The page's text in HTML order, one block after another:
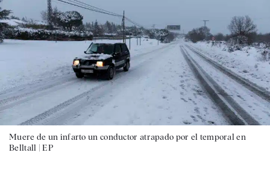
Muere de un infarto un conductor atrapado por el temporal en
Belltall |EP